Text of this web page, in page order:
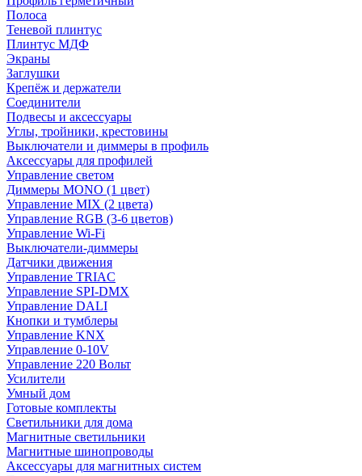
Полоса
Теневой плинтус
Плинтус МДФ
Экраны
Заглушки
Крепёж и держатели
Соединители
Подвесы и аксессуары
Углы, тройники, крестовины
Выключатели и диммеры в профиль
Аксессуары для профилей
Управление светом
Диммеры MONO (1 цвет)
Управление MIX (2 цвета)
Управление RGB (3-6 цветов)
Управление Wi-Fi
Выключатели-диммеры
Датчики движения
Управление TRIAC
Управление SPI-DMX
Управление DALI
Кнопки и тумблеры
Управление KNX
Управление 0-10V
Управление 220 Вольт
Усилители
Умный дом
Готовые комплекты
Светильники для дома
Магнитные светильники
Магнитные шинопроводы
Аксессуары для магнитных систем